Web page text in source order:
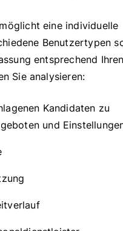
eine individuelle
Benutzertypen
entsprechend
Sie analysieren:
Kandidaten zu
und